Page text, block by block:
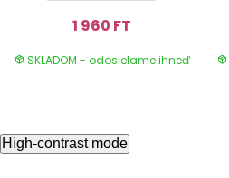
1 960 FT
SKLADOM - odosielame ihneď
High-contrast mode